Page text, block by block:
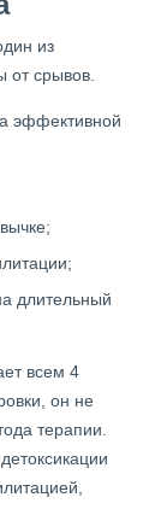
из
от срывов.
эффективной
длительный
всем 4
он не
терапии.